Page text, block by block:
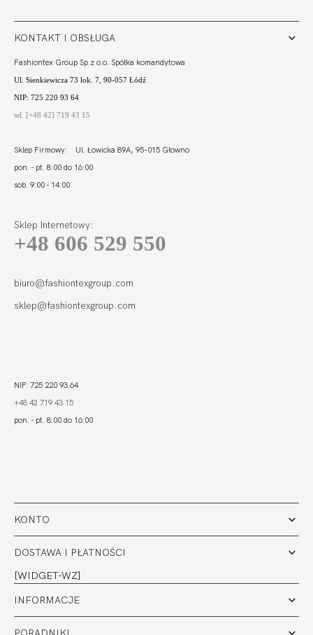
KONTO
DOSTAWA I PŁATNOŚCI
[WIDGET-WZ]
INFORMACJE
KONTAKT I OBSŁUGA
Fashiontex Group Sp.z o.o. Spółka komandytowa
Ul. Sienkiewicza 73 lok. 7, 90-057 Łódź
NIP: 725 220 93 64
tel. [+48 42] 719 43 15
Sklep Firmowy: Ul. Łowicka 89A, 95-015 Głowno
pon. - pt. 8:00 do 16:00
sob. 9:00 - 14:00
Sklep Internetowy:
+48 606 529 550
biuro@fashiontexgroup.com
sklep@fashiontexgroup.com
NIP: 725 220 93 64
+48 42 719 43 15
pon. - pt. 8:00 do 16:00